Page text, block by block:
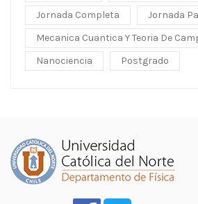
Jornada Completa
Jornada
Mecanica Cuantica Y Teoria De
Nanociencia
Postgrado